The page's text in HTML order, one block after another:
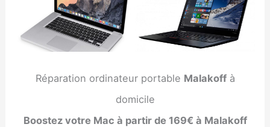
Réparation ordinateur portable Malakoffà
domicile
Boostez votre Mac à partir de 169€ à Malakoff